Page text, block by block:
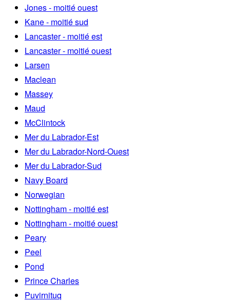
Jones - moitié ouest
Kane - moitié sud
Lancaster - moitié est
Lancaster - moitié ouest
Larsen
Maclean
Massey
Maud
McClintock
Mer du Labrador-Est
Mer du Labrador-Nord-Ouest
Mer du Labrador-Sud
Navy Board
Norwegian
Nottingham - moitié est
Nottingham - moitié ouest
Peary
Peel
Pond
Prince Charles
Puvirnituq